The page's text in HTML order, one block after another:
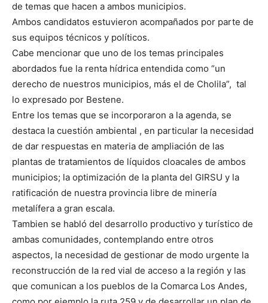
de temas que hacen a ambos municipios.
Ambos candidatos estuvieron acompañados por parte de
sus equipos técnicos y políticos.
Cabe mencionar que uno de los temas principales
abordados fue la renta hídrica entendida como “un
derecho de nuestros municipios, más el de Cholila”, tal
lo expresado por Bestene.
Entre los temas que se incorporaron a la agenda, se
destaca la cuestión ambiental , en particular la necesidad
de dar respuestas en materia de ampliación de las
plantas de tratamientos de líquidos cloacales de ambos
municipios; la optimización de la planta del GIRSU y la
ratificación de nuestra provincia libre de minería
metalífera a gran escala.
Tambien se habló del desarrollo productivo y turístico de
ambas comunidades, contemplando entre otros
aspectos, la necesidad de gestionar de modo urgente la
reconstrucción de la red vial de acceso a la región y las
que comunican a los pueblos de la Comarca Los Andes,